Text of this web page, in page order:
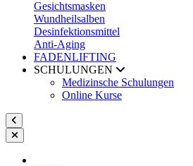
Gesichtsmasken
Wundheilsalben
Desinfektionsmittel
Anti-Aging
FADENLIFTING
SCHULUNGEN
Medizinsche Schulungen
Online Kurse